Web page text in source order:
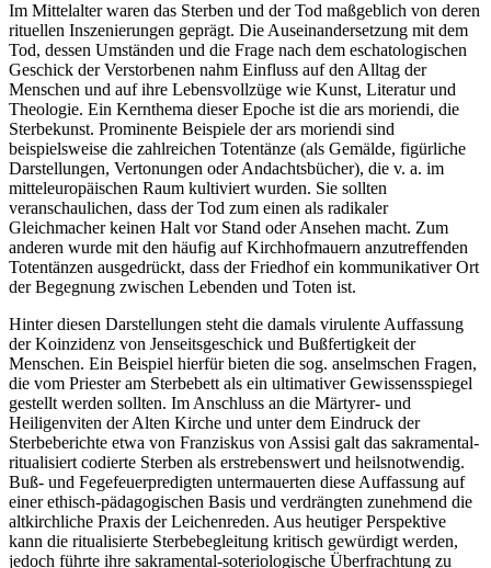
Im Mittelalter waren das Sterben und der Tod maßgeblich von deren
rituellen Inszenierungen geprägt. Die Auseinandersetzung mit dem
Tod, dessen Umständen und die Frage nach dem eschatologischen
Geschick der Verstorbenen nahm Einfluss auf den Alltag der
Menschen und auf ihre Lebensvollzüge wie Kunst, Literatur und
Theologie. Ein Kernthema dieser Epoche ist die ars moriendi, die
Sterbekunst. Prominente Beispiele der ars moriendi sind
beispielsweise die zahlreichen Totentänze (als Gemälde, figürliche
Darstellungen, Vertonungen oder Andachtsbücher), die v. a. im
mitteleuropäischen Raum kultiviert wurden. Sie sollten
veranschaulichen, dass der Tod zum einen als radikaler
Gleichmacher keinen Halt vor Stand oder Ansehen macht. Zum
anderen wurde mit den häufig auf Kirchhofmauern anzutreffenden
Totentänzen ausgedrückt, dass der Friedhof ein kommunikativer Ort
der Begegnung zwischen Lebenden und Toten ist.
Hinter diesen Darstellungen steht die damals virulente Auffassung
der Koinzidenz von Jenseitsgeschick und Bußfertigkeit der
Menschen. Ein Beispiel hierfür bieten die sog. anselmschen Fragen,
die vom Priester am Sterbebett als ein ultimativer Gewissensspiegel
gestellt werden sollten. Im Anschluss an die Märtyrer- und
Heiligenviten der Alten Kirche und unter dem Eindruck der
Sterbeberichte etwa von Franziskus von Assisi galt das sakramental-
ritualisiert codierte Sterben als erstrebenswert und heilsnotwendig.
Buß- und Fegefeuerpredigten untermauerten diese Auffassung auf
einer ethisch-pädagogischen Basis und verdrängten zunehmend die
altkirchliche Praxis der Leichenreden. Aus heutiger Perspektive
kann die ritualisierte Sterbebegleitung kritisch gewürdigt werden,
jedoch führte ihre sakramental-soteriologische Überfrachtung zu